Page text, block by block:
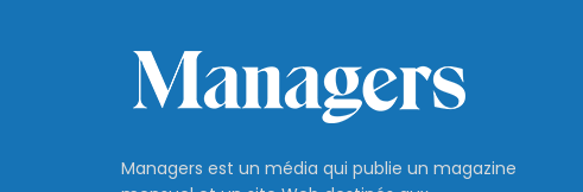
Managers est un média qui publie un magazine